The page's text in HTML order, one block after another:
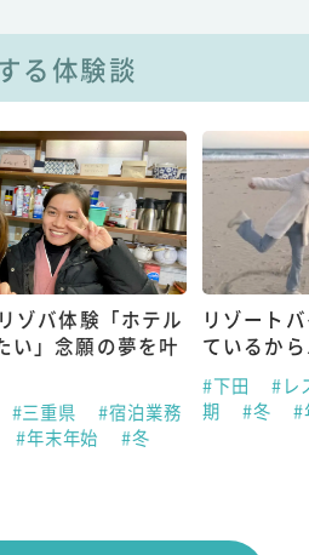
る体験談
ゾバ体験「ホテル
い」念願の夢を叶
#三重県
#宿泊業務
#年末年始 #冬
リゾート
ているか
#下田
#レ
期
#冬 #